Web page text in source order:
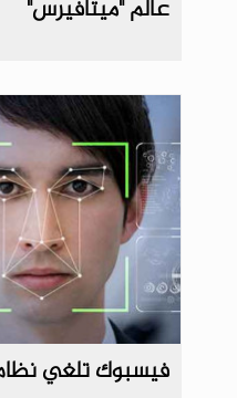
عالم "ميتافيرس"
فيسبوك تلغي